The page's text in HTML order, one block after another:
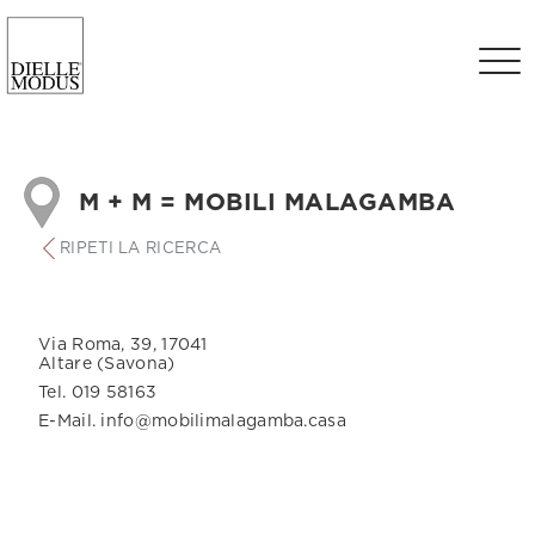
M + M = MOBILI MALAGAMBA
RIPETI LA RICERCA
Via Roma, 39, 17041
Altare (Savona)
Tel. 019 58163
E-Mail. info@mobilimalagamba.casa